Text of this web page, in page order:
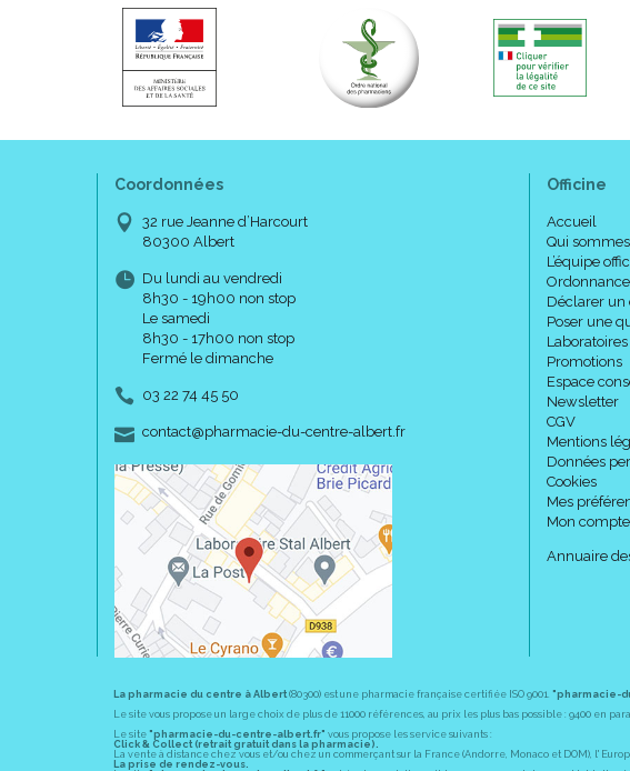
Coordonnées
32 rue Jeanne d’Harcourt
80300 Albert
Du lundi au vendredi
8h30 - 19h00 non stop
Le samedi
8h30 - 17h00 non stop
Fermé le dimanche
03 22 74 45 50
contact-
@-
pharmacie-du-centre-albert.fr
Officine
Accueil
Qui
L’équipe
Ordonnance
Déclarer un
Poser une
Promotions
Espace
Newsletter
CGV
Mentions
Données
Cookies
Mes
Mon compte
Annuaire
La pharmacie du centre à Albert(80300) est une pharmacie française certifiée ISO 9001. "pharmacie-
Le site vous propose un large choix de plus de 11000 références, au prix les plus bas possible : 9400 en
Le site "pharmacie-du-centre-albert.fr" vous propose les service suivants :
Click & Collect (retrait gratuit dans la pharmacie).
La vente à distance chez vous et/ou chez un commerçant sur la France (Andorre, Monaco et DOM), l'
La prise de rendez-vous.